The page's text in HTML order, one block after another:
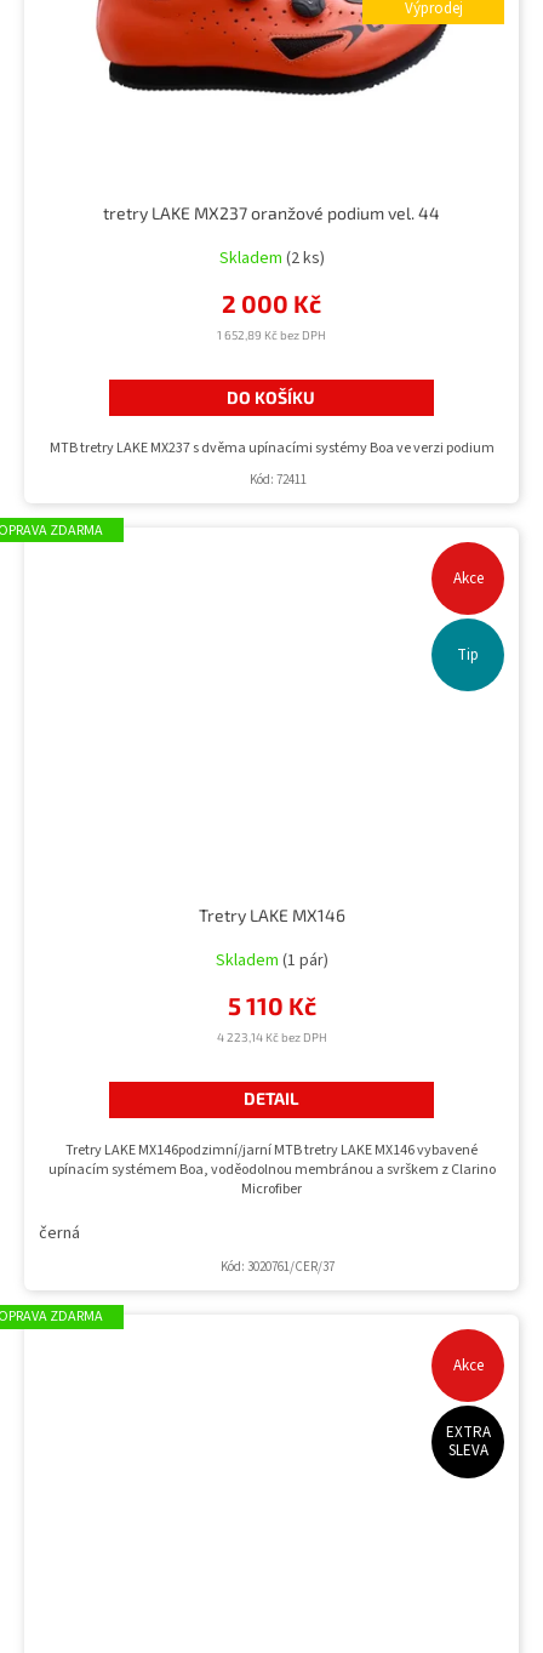
Výprodej
tretry LAKE MX237 oranžové podium vel. 44
Skladem (2 ks)
1 652,89 Kč bez DPH
2 000 Kč
DO KOŠÍKU
MTB tretry LAKE MX237 s dvěma upínacími systémy Boa ve verzi podium
Kód: 72411
Akce
Tip
ZDARMA
Tretry LAKE MX146
Skladem (1 pár)
4 223,14 Kč bez DPH
5 110 Kč
DETAIL
Tretry LAKE MX146podzimní/jarní MTB tretry LAKE MX146 vybavené
upínacím systémem Boa, voděodolnou membránou a svrškem z Clarino
Microfiber
černá
Kód: 3020761/CER/37
Akce
EXTRA
SLEVA
ZDARMA